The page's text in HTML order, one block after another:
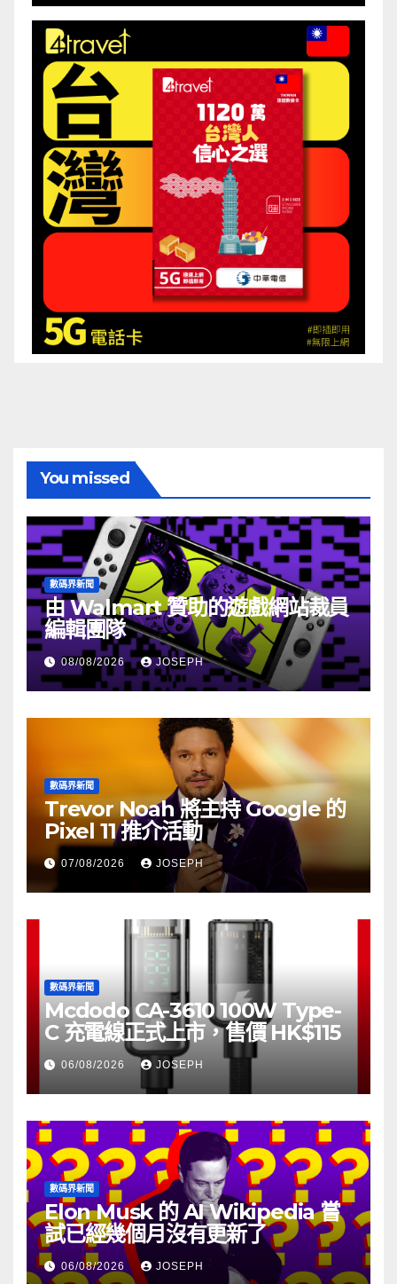
You missed
數碼界新聞
由 Walmart 贊助的遊戲網站裁員
編輯團隊
08/08/2026 JOSEPH
數碼界新聞
Trevor Noah 將主持 Google 的
Pixel 11 推介活動
07/08/2026 JOSEPH
數碼界新聞
Mcdodo CA-3610 100W Type-
C 充電線正式上市，售價 HK$115
06/08/2026 JOSEPH
數碼界新聞
Elon Musk 的 AI Wikipedia 嘗
試已經幾個月沒有更新了
06/08/2026 JOSEPH